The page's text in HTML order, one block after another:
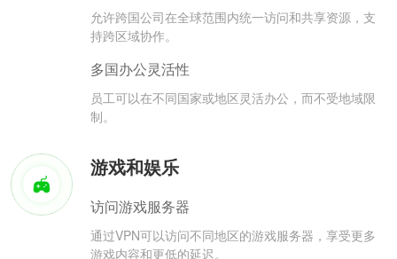
允许跨国公司在全球范围内统一访问和共享资源，支
持跨区域协作。
多国办公灵活性
员工可以在不同国家或地区灵活办公，而不受地域限
制。
游戏和娱乐
访问游戏服务器
通过VPN可以访问不同地区的游戏服务器，享受更多
游戏内容和更低的延迟。